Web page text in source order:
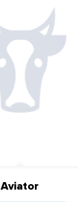
Aviator